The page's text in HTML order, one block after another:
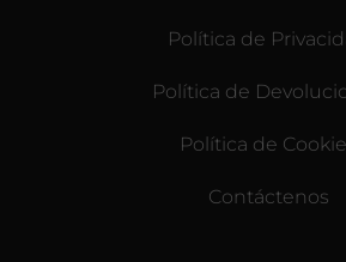
Política de
Política de
Política de
Contáctenos